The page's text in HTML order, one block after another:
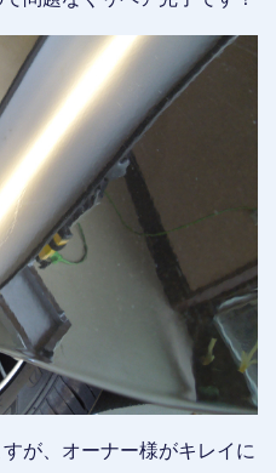
が、オーナー様がキレイに